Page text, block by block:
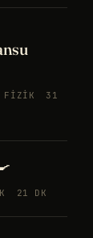
FIZIK
31
21 DK